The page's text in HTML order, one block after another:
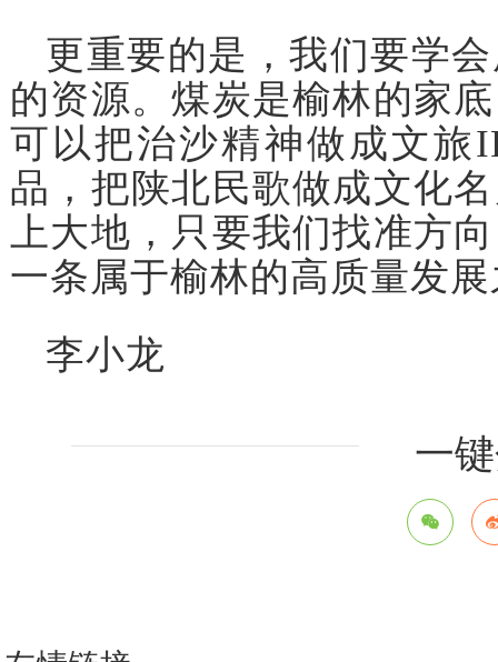
更重要的是，我们要学
的资源。煤炭是榆林的家
可以把治沙精神做成文旅
品，把陕北民歌做成文化
上大地，只要我们找准方
一条属于榆林的高质量发
李小龙
一